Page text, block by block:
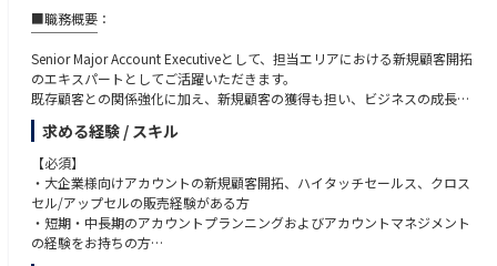
【その他特徴】
◆One TCS
世界中のコンサルタントと日本のコンサルタントが1つのチームとなって
協働することで
グローバルに展開するTCSが持つ最高の知見を提供します。
◆製品ベンダー中立
特定のハードウェア・ソフトウェア製品に偏ることなく、お客さまに対し
て、最適な解決策を提案します。
◆現場・現実主義
実際に現場を見た上でお客さまと膝詰めで議論しながら目指す姿を描きま
す。
■職務概要：
￣￣￣￣￣
Senior Major Account Executiveとして、担当エリアにおける新規顧客開拓
のエキスパートとしてご活躍いただきます。
既存顧客との関係強化に加え、新規顧客の獲得も担い、ビジネスの成長を
推進していただきます。
成果目標は明確に設定されており、その達成に向けて主体的かつ創造的に
取り組める環境です。
また、Senior Major Account Executiveとして、以下の責任があります：
・お客様の事業課題やニーズを深く理解し、信頼できるパートナーとして
長期的な関係を構築する
求める経験 / スキル
【必須】
・大企業様向けアカウントの新規顧客開拓、ハイタッチセールス、クロス
セル/アップセルの販売経験がある方
・短期・中長期のアカウントプランニングおよびアカウントマネジメント
の経験をお持ちの方